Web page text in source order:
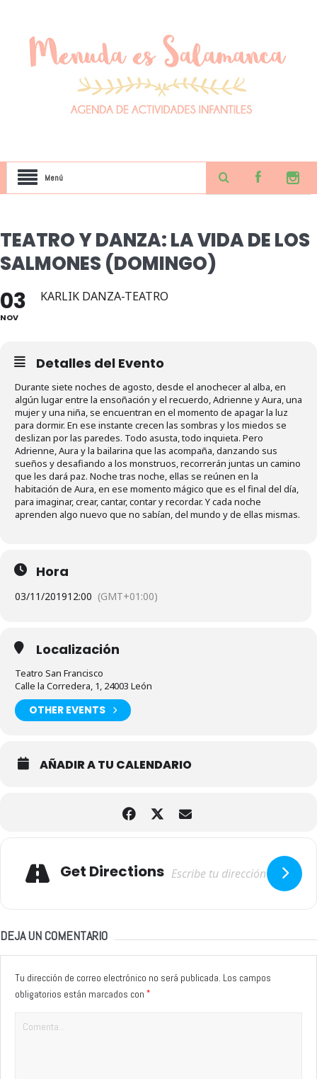
Menú
TEATRO Y DANZA: LA VIDA DE LOS
SALMONES (DOMINGO)
03
NOV
KARLIK DANZA-TEATRO
Detalles del Evento
Durante siete noches de agosto, desde el anochecer al alba, en
algún lugar entre la ensoñación y el recuerdo, Adrienne y Aura, una
mujer y una niña, se encuentran en el momento de apagar la luz
para dormir. En ese instante crecen las sombras y los miedos se
deslizan por las paredes. Todo asusta, todo inquieta. Pero
Adrienne, Aura y la bailarina que las acompaña, danzando sus
sueños y desafiando a los monstruos, recorrerán juntas un camino
que les dará paz. Noche tras noche, ellas se reúnen en la
habitación de Aura, en ese momento mágico que es el final del día,
para imaginar, crear, cantar, contar y recordar. Y cada noche
aprenden algo nuevo que no sabían, del mundo y de ellas mismas.
Hora
03/11/201912:00 (GMT+01:00)
Localización
Teatro San Francisco
Calle la Corredera, 1, 24003 León
OTHER EVENTS
AÑADIR A TU CALENDARIO
Get Directions
DEJA UN COMENTARIO
Tu dirección de correo electrónico no será publicada. Los campos
obligatorios están marcados con *